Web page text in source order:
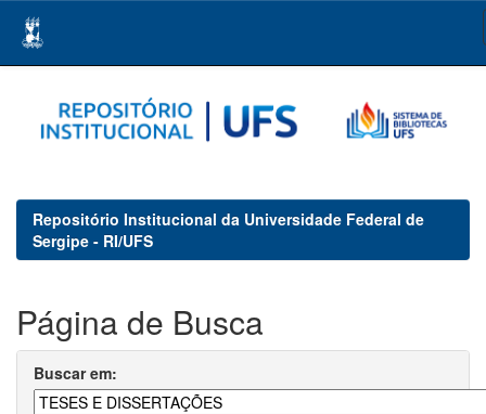
navigation
Repositório Institucional da Universidade Federal de
Sergipe - RI/UFS
Página de Busca
Buscar em: